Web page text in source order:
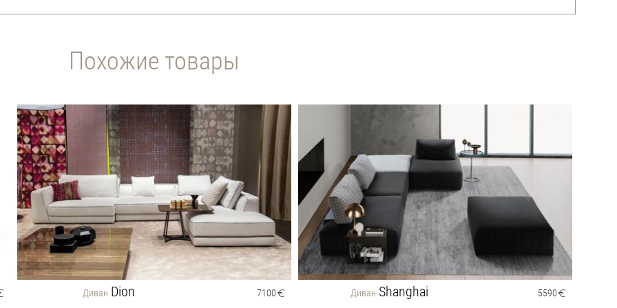
Похожие товары
Диван Dion 7100 Диван Shanghai 5590